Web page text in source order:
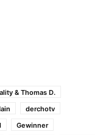
& Thomas D.
derchotv
Gewinner